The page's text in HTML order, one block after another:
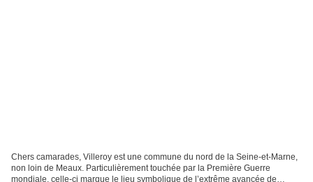
Chers camarades, Villeroy est une commune du nord de la Seine-et-Marne,
non loin de Meaux. Particulièrement touchée par la Première Guerre
mondiale, celle-ci marque le lieu symbolique de l’extrême avancée de